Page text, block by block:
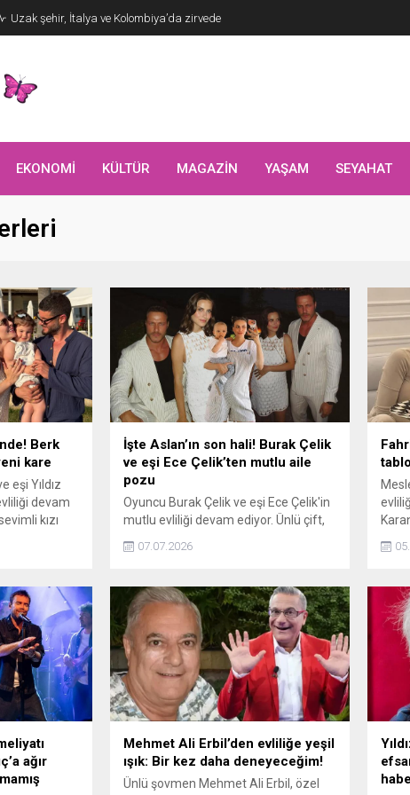
Uzak şehir, İtalya ve Kolombiya’da zirvede
EKONOMİ KÜLTÜR MAGAZİN YAŞAM SEYAHAT
Berk
kare
eşi Yıldız
devam
kızı
İşte Aslan’ın son hali! Burak Çelik
ve eşi Ece Çelik’ten mutlu aile
pozu
Oyuncu Burak Çelik ve eşi Ece Çelik'in
mutlu evliliği devam ediyor. Ünlü çift,
İkilinin pozlarına takipçilerinden çok
07.07.2026
ağır
Mehmet Ali Erbil’den evliliğe yeşil
ışık: Bir kez daha deneyeceğim!
Ünlü şovmen Mehmet Ali Erbil, özel